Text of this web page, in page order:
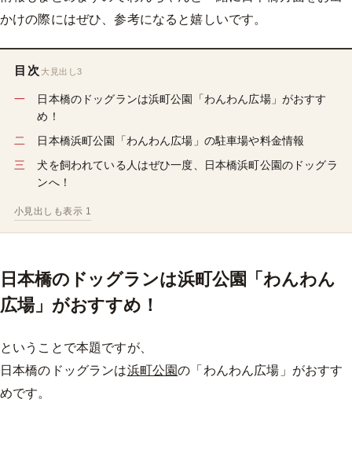
かけの際にはぜひ、参考になると嬉しいです。
目次 大見出し3
日本橋のドッグランは浜町公園「わんわん広場」がおすす
め！
日本橋浜町公園「わんわん広場」の駐車場や料金情報
犬を飼われている人はぜひ一度、日本橋浜町公園のドッグラ
ンへ！
小見出しも表示 1
日本橋のドッグランは浜町公園「わんわん
広場」がおすすめ！
ということで本題ですが、
日本橋のドッグランは浜町公園の「わんわん広場」がおすす
めです。